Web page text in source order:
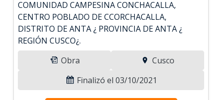
COMUNIDAD CAMPESINA CONCHACALLA,
CENTRO POBLADO DE CCORCHACALLA,
DISTRITO DE ANTA ¿ PROVINCIA DE ANTA ¿
REGIÓN CUSCO¿.
Obra
Cusco
Finalizó el 03/10/2021